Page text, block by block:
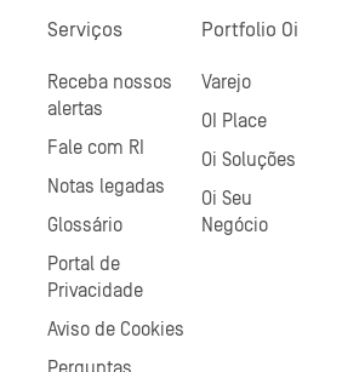
Serviços
Receba nossos
alertas
Fale com RI
Notas legadas
Glossário
Portal de
Privacidade
Aviso de Cookies
Perguntas
Portfolio Oi
Varejo
OI Place
Oi Soluções
Oi Seu
Negócio